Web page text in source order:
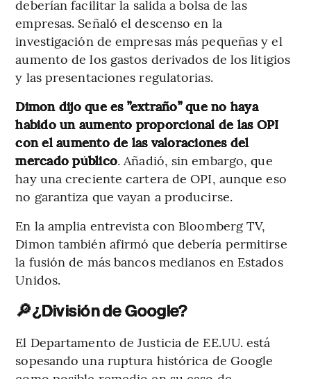
deberían facilitar la salida a bolsa de las
empresas. Señaló el descenso en la
investigación de empresas más pequeñas y el
aumento de los gastos derivados de los litigios
y las presentaciones regulatorias.
Dimon dijo que es ”extraño” que no haya
habido un aumento proporcional de las OPI
con el aumento de las valoraciones del
mercado público. Añadió, sin embargo, que
hay una creciente cartera de OPI, aunque eso
no garantiza que vayan a producirse.
En la amplia entrevista con Bloomberg TV,
Dimon también afirmó que debería permitirse
la fusión de más bancos medianos en Estados
Unidos.
🔎¿División de Google?
El Departamento de Justicia de EE.UU. está
sopesando una ruptura histórica de Google